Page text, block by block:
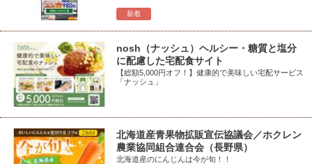
新着
nosh（ナッシュ）ヘルシー・糖質と塩分
に配慮した宅配食サイト
【総額5,000円オフ！】健康的で美味しい宅配サービス
「ナッシュ」
北海道産青果物拡販宣伝協議会／ホクレン
農業協同組合連合会（長野県）
北海道産のにんじんは今が旬！！